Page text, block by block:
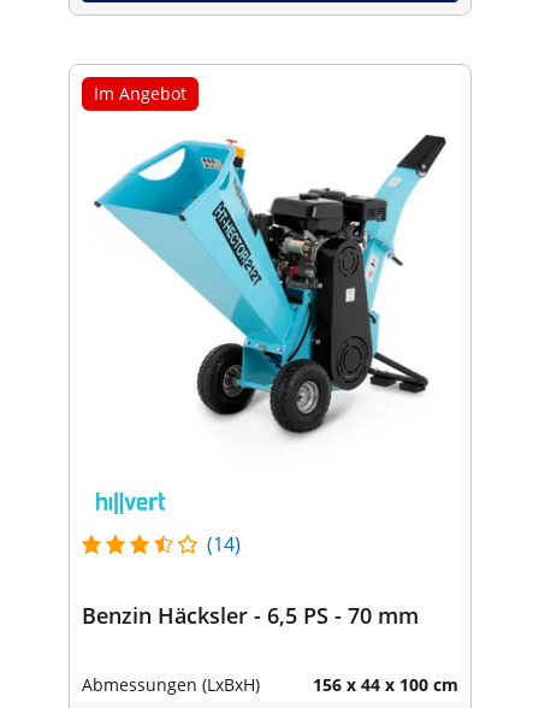
Im Angebot
(14)
Benzin Häcksler - 6,5 PS - 70 mm
Abmessungen (LxBxH) 156 x 44 x 100 cm